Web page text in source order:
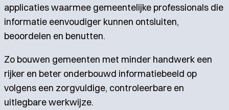
applicaties waarmee gemeentelijke professionals die
informatie eenvoudiger kunnen ontsluiten,
beoordelen en benutten.
Zo bouwen gemeenten met minder handwerk een
rijker en beter onderbouwd informatiebeeld op
volgens een zorgvuldige, controleerbare en
uitlegbare werkwijze.